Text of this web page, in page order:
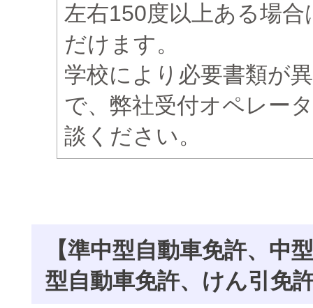
左右150度以上ある場
だけます。
学校により必要書類が
で、弊社受付オペレー
談ください。
【準中型自動車免許、中
型自動車免許、けん引免